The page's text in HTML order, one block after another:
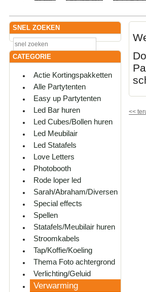
SNEL ZOEKEN
CATEGORIE
Actie Kortingspakketten
Alle Partytenten
Easy up Partytenten
Led Bar huren
Led Cubes/Bollen huren
Led Meubilair
Led Statafels
Love Letters
Photobooth
Rode loper led
Sarah/Abraham/Diversen
Special effects
Spellen
Statafels/Meubilair huren
Stroomkabels
Tap/Koffie/Koeling
Thema Foto achtergrond
Verlichting/Geluid
Verwarming
<<